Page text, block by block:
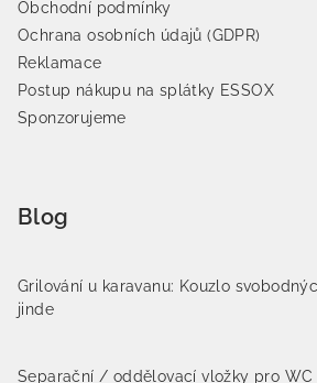
Obchodní podmínky
Ochrana osobních údajů (GDPR)
Reklamace
Postup nákupu na splátky ESSOX
Sponzorujeme
Blog
Grilování u karavanu: Kouzlo
jinde
Separační / oddělovací vložky pro WC